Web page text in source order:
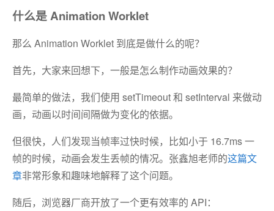
什么是 Animation Worklet
那么 Animation Worklet 到底是做什么的呢？
首先，大家来回想下，一般是怎么制作动画效果的？
最简单的做法，我们使用 setTimeout 和 setInterval 来做动
画，动画以时间间隔做为变化的依据。
但很快，人们发现当帧率过快时候，比如小于 16.7ms 一
帧的时候，动画会发生丢帧的情况。张鑫旭老师的这篇文
章非常形象和趣味地解释了这个问题。
随后，浏览器厂商开放了一个更有效率的 API：